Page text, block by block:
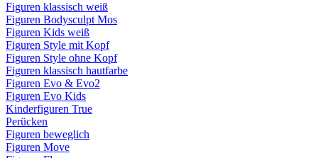
Figuren klassisch weiß
Figuren Bodysculpt Mos
Figuren Kids weiß
Figuren Style mit Kopf
Figuren Style ohne Kopf
Figuren klassisch hautfarbe
Figuren Evo & Evo2
Figuren Evo Kids
Kinderfiguren True
Perücken
Figuren beweglich
Figuren Move